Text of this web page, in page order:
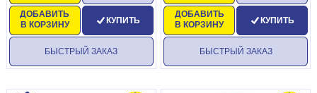
ДОБАВИТЬ
В КОРЗИНУ
КУПИТЬ
БЫСТРЫЙ ЗАКАЗ
ДОБАВИТЬ
В КОРЗИНУ
КУПИТЬ
БЫСТРЫЙ ЗАКАЗ